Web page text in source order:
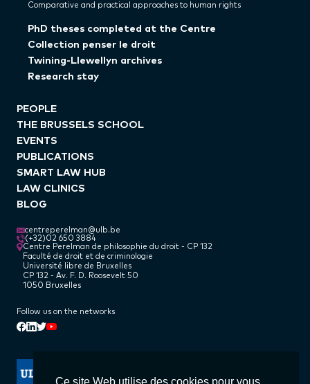
Comparative and practical approaches to human rights
PhD theses completed at the Centre
Collection penser le droit
Twining-Llewellyn archives
Research stay
PEOPLE
THE BRUSSELS SCHOOL
EVENTS
PUBLICATIONS
SMART LAW HUB
LAW CLINICS
BLOG
centreperelman@ulb.be
(+32)02 650 3884
Centre Perelman de philosophie du droit - CP 132
Faculté de droit et de criminologie
Université libre de Bruxelles
CP 132 - Av. F. D. Roosevelt 50
1050 Bruxelles
Follow us on the networks
Facebook
Linkedin
Twitter
Youtube